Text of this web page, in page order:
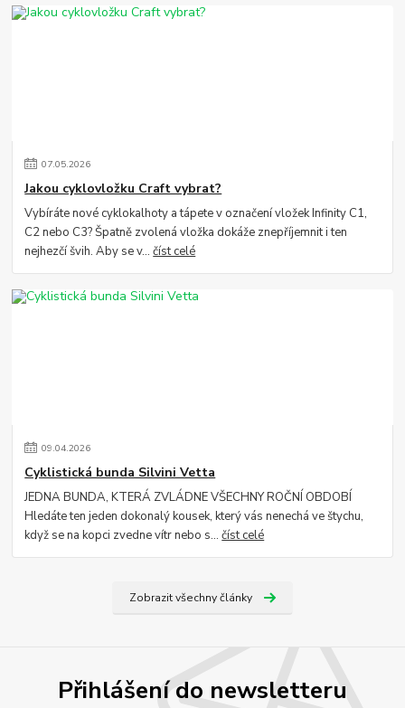
07.05.2026
Jakou cyklovložku Craft vybrat?
Vybíráte nové cyklokalhoty a tápete v označení vložek Infinity C1,
C2 nebo C3? Špatně zvolená vložka dokáže znepříjemnit i ten
nejhezčí švih. Aby se v...číst celé
09.04.2026
Cyklistická bunda Silvini Vetta
JEDNA BUNDA, KTERÁ ZVLÁDNE VŠECHNY ROČNÍ OBDOBÍ
Hledáte ten jeden dokonalý kousek, který vás nenechá ve štychu,
když se na kopci zvedne vítr nebo s...číst celé
Zobrazit všechny články
Přihlášení do newsletteru